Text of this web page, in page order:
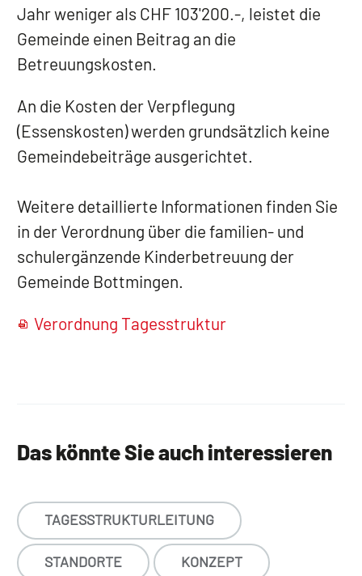
Jahr weniger als CHF 103'200.-, leistet die
Gemeinde einen Beitrag an die
Betreuungskosten.
An die Kosten der Verpflegung
(Essenskosten) werden grundsätzlich keine
Gemeindebeiträge ausgerichtet.
Weitere detaillierte Informationen finden Sie
in der Verordnung über die familien- und
schulergänzende Kinderbetreuung der
Gemeinde Bottmingen.
Verordnung Tagesstruktur
Das könnte Sie auch interessieren
TAGESSTRUKTURLEITUNG
STANDORTE KONZEPT